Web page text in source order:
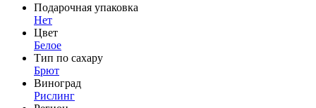
Подарочная упаковка
Нет
Цвет
Белое
Тип по сахару
Брют
Виноград
Рислинг